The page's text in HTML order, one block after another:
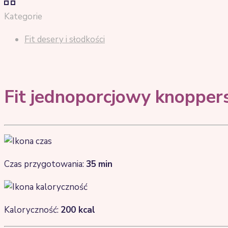
Kategorie
Fit desery i słodkości
Fit jednoporcjowy
Czas przygotowania: 35 min
Kaloryczność: 200 kcal